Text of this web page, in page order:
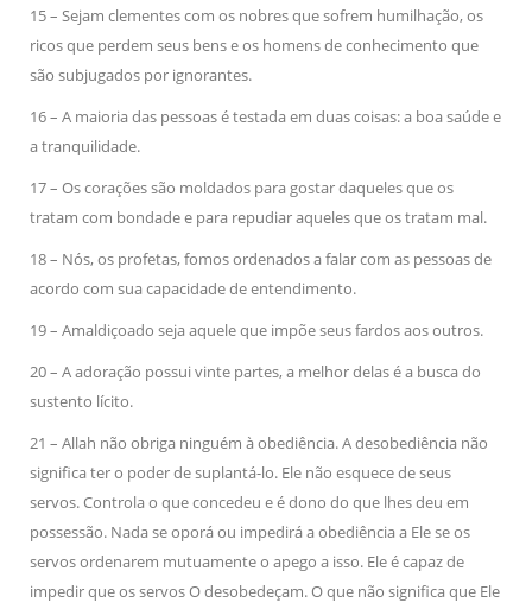
15 – Sejam clementes com os nobres que sofrem humilhação, os
ricos que perdem seus bens e os homens de conhecimento que
são subjugados por ignorantes.
16 – A maioria das pessoas é testada em duas coisas: a boa saúde e
a tranquilidade.
17 – Os corações são moldados para gostar daqueles que os
tratam com bondade e para repudiar aqueles que os tratam mal.
18 – Nós, os profetas, fomos ordenados a falar com as pessoas de
acordo com sua capacidade de entendimento.
19 – Amaldiçoado seja aquele que impõe seus fardos aos outros.
20 – A adoração possui vinte partes, a melhor delas é a busca do
sustento lícito.
21 – Allah não obriga ninguém à obediência. A desobediência não
significa ter o poder de suplantá-lo. Ele não esquece de seus
servos. Controla o que concedeu e é dono do que lhes deu em
possessão. Nada se oporá ou impedirá a obediência a Ele se os
servos ordenarem mutuamente o apego a isso. Ele é capaz de
impedir que os servos O desobedeçam. O que não significa que Ele